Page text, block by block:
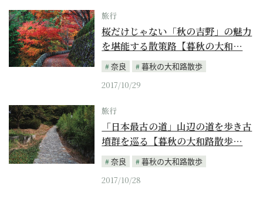
旅行
桜だけじゃない「秋の吉野」の魅力
を堪能する散策路【暮秋の大和…
奈良
暮秋の大和路散歩
2017/10/29
旅行
「日本最古の道」山辺の道を歩き古
墳群を巡る【暮秋の大和路散歩…
奈良
暮秋の大和路散歩
2017/10/28